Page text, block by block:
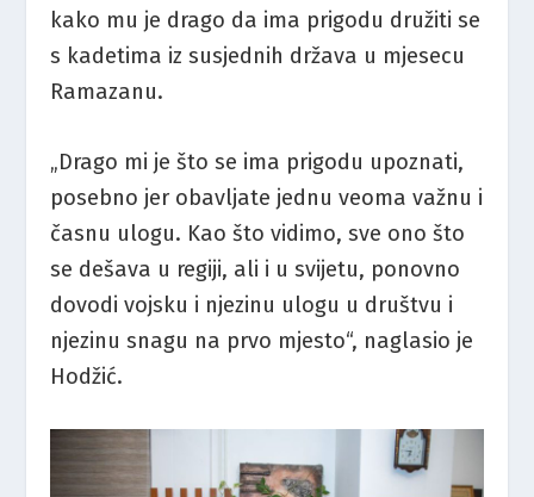
kako mu je drago da ima prigodu družiti se
s kadetima iz susjednih država u mjesecu
Ramazanu.
„Drago mi je što se ima prigodu upoznati,
posebno jer obavljate jednu veoma važnu i
časnu ulogu. Kao što vidimo, sve ono što
se dešava u regiji, ali i u svijetu, ponovno
dovodi vojsku i njezinu ulogu u društvu i
njezinu snagu na prvo mjesto“, naglasio je
Hodžić.